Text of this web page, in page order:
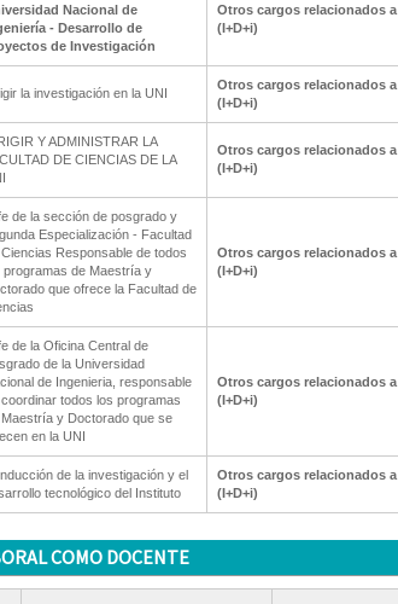
Nacional de
- Desarrollo de
de Investigación
Otros cargos relacionados a
(I+D+i)
la investigación en la UNI
Otros cargos relacionados a
(I+D+i)
Y ADMINISTRAR LA
DE CIENCIAS DE LA
Otros cargos relacionados a
(I+D+i)
de la sección de posgrado y
Especialización - Facultad
Responsable de todos
programas de Maestría y
que ofrece la Facultad de
Otros cargos relacionados a
(I+D+i)
de la Oficina Central de
de la Universidad
de Ingenieria, responsable
todos los programas
y Doctorado que se
en la UNI
Otros cargos relacionados a
(I+D+i)
de la investigación y el
tecnológico del Instituto
Otros cargos relacionados a
(I+D+i)
COMO DOCENTE